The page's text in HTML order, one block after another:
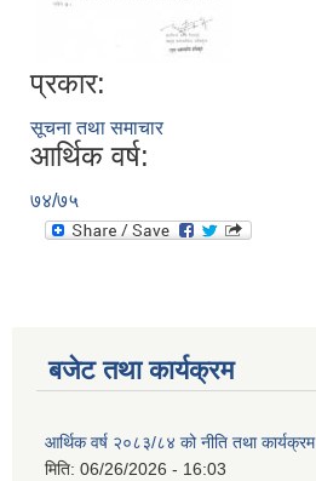
प्रकार:
सूचना तथा समाचार
आर्थिक वर्ष:
७४/७५
बजेट तथा कार्यक्रम
आर्थिक वर्ष २०८३/८४ को नीति तथा कार्यक्रम
मिति: 06/26/2026 - 16:03